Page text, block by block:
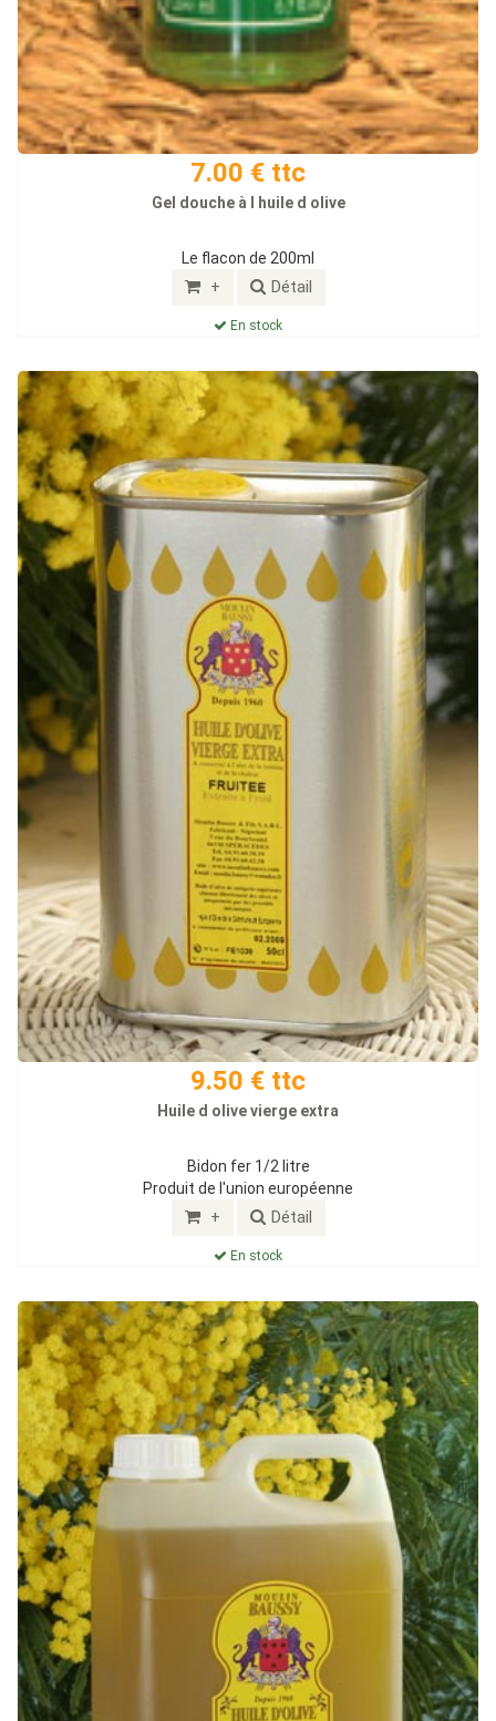
7.00 € ttc
Gel douche à l huile d olive
Le flacon de 200ml
+ Détail
En stock
9.50 € ttc
Huile d olive vierge extra
Bidon fer 1/2 litre
Produit de l'union européenne
+ Détail
En stock